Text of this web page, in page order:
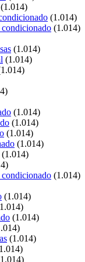
(1.014)
(1.014)
condicionado (1.014)
(1.014)
(1.014)
(1.014)
(1.014)
(1.014)
(1.014)
(1.014)
(1.014)
(1.014)
(1.014)
(1.014)